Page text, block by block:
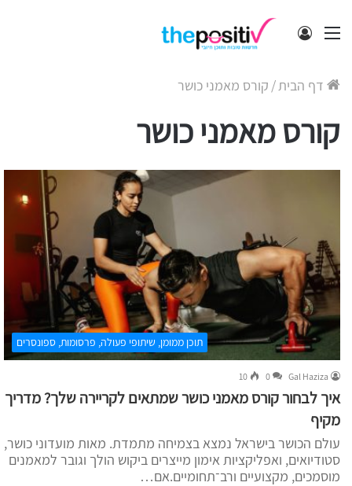
תפריט התחבר
דף הבית/ קורס מאמני כושר
קורס מאמני כושר
תוכן ממומן, שיתופי פעולה, פרסומות, ספונסרים
Gal Haziza
0
10
איך לבחור קורס מאמני כושר שמתאים לקריירה שלך? מדריך
מקיף
עולם הכושר בישראל נמצא בצמיחה מתמדת. מאות מועדוני כושר,
סטודיואים, ואפליקציות אימון מייצרים ביקוש הולך וגובר למאמנים
מוסמכים, מקצועיים ורב־תחומיים.אם…